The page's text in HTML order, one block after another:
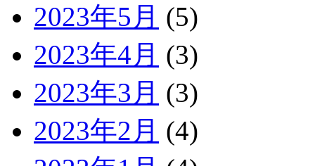
2023年5月 (5)
2023年4月 (3)
2023年3月 (3)
2023年2月 (4)